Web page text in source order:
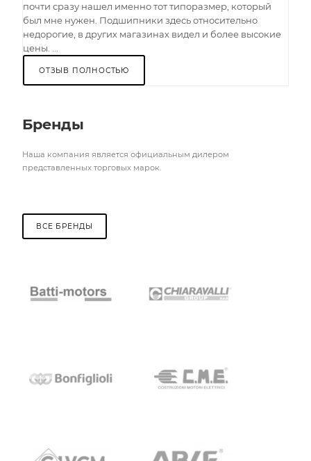
почти сразу нашел именно тот типоразмер, который
был мне нужен. Подшипники здесь относительно
недорогие, в других магазинах видел и более высокие
цены. ...
ОТЗЫВ ПОЛНОСТЬЮ
Бренды
Наша компания является официальным дилером
представленных торговых марок.
ВСЕ БРЕНДЫ